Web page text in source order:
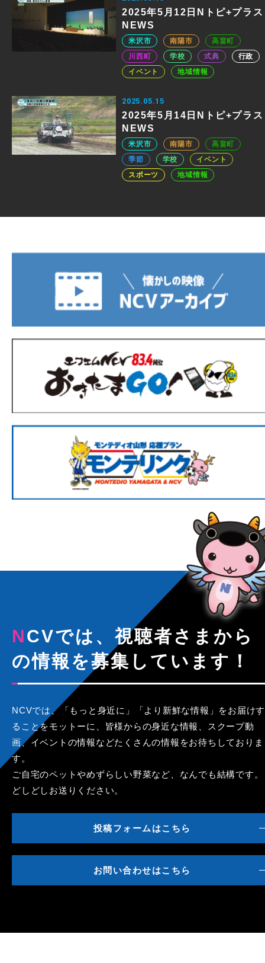
2025年5月12日Nトピ+プラス
NEWS
米沢市 南陽市
高畠町
川西町
学校 式典
行政
イベント
地域情報
2025.05.15
2025年5月14日Nトピ+プラス
NEWS
米沢市 南陽市
高畠町
季節
学校
イベント
スポーツ
地域情報
NCVでは、視聴者さまから
の情報を募集しています！
NCVでは、「もっと身近に」「より新鮮な情報」をお届けす
ることをモットーに、皆様からの身近な情報、スクープ動
画、イベントの情報などたくさんの情報をお待ちしておりま
す。
ご自宅のペットやめずらしい野菜など、なんでも結構です。
どしどしお送りください。
投稿フォームはこちら
お問い合わせはこちら